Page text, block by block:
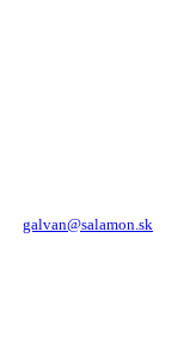
galvan@salamon.sk